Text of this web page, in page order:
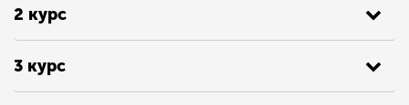
2 курс
3 курс